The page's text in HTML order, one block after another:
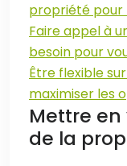
propriété pour
Faire appel à
besoin pour
Être flexible
maximiser les
Mettre
de la